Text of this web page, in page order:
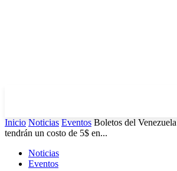
Inicio Noticias Eventos Boletos del
tendrán un costo de 5$ en...
Noticias
Eventos